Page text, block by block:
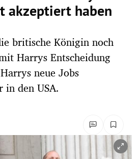
akzeptiert haben
britische Königin noch
Harrys Entscheidung
neue Jobs
den USA.